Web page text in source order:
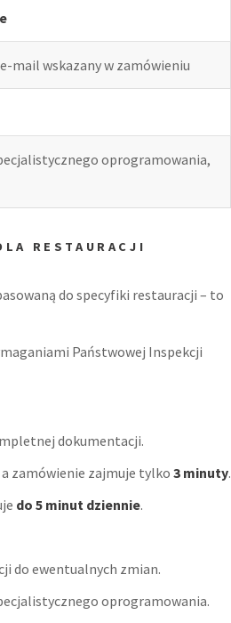
mail wskazany w zamówieniu
oprogramowania,
RESTAURACJI
do specyfiki restauracji – to
Państwowej Inspekcji
dokumentacji.
zamówienie zajmuje tylko 3 minuty.
do 5 minut dziennie.
do ewentualnych zmian.
oprogramowania.